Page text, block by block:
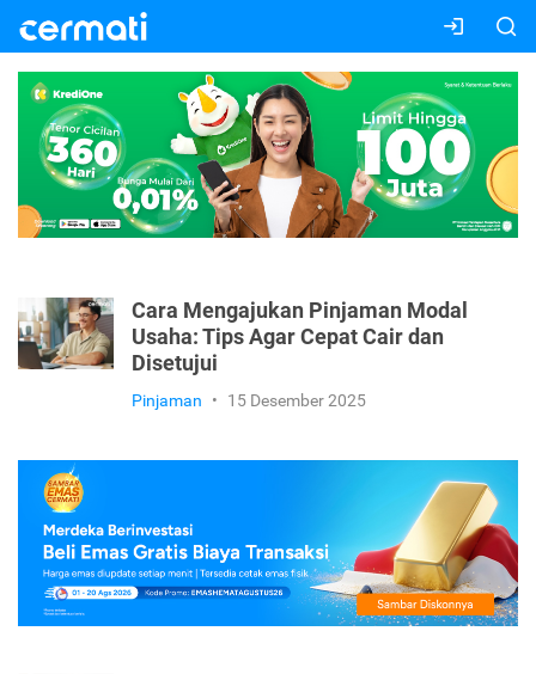
Cara Mengajukan Pinjaman Modal
Usaha: Tips Agar Cepat Cair dan
Disetujui
Pinjaman • 15 Desember 2025